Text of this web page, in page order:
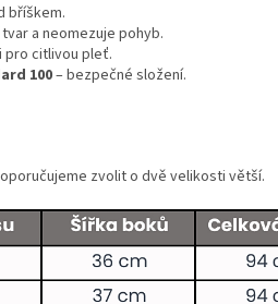
bříškem.
a neomezuje pohyb.
pro citlivou pleť.
100– bezpečné složení.
zvolit o dvě velikosti větší.